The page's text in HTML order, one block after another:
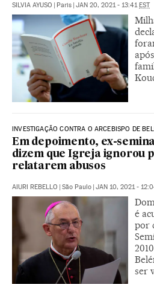
SILVIA AYUSO | Paris | JAN 20, 2021 - 13:41EST
INVESTIGAÇÃO CONTRA O ARCEBISPO DE
Em depoimento, ex-
dizem que Igreja ignorou
relatarem abusos
AIURI REBELLO | São Paulo | JAN 10, 2021 -
é
por
ser